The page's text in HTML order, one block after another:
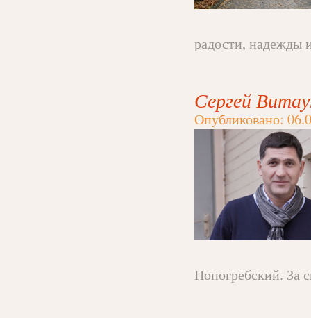
радости, надежды
Сергей
Опубликовано:
Попогребский. За